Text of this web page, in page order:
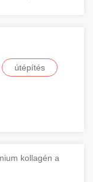
útépítés
kollagén a